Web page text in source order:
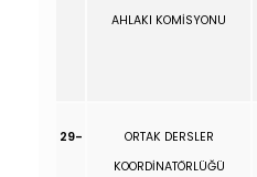
AHLAKI KOMİSYONU
29-
ORTAK DERSLER
KOORDİNATÖRLÜĞÜ